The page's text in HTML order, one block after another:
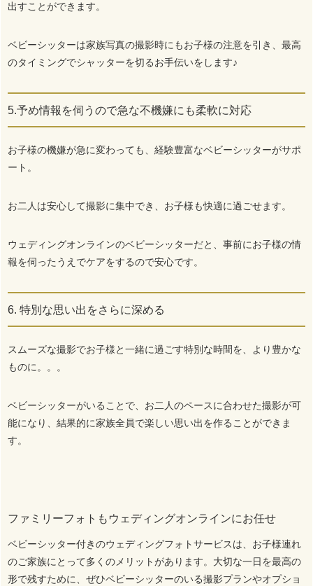
出すことができます。
ベビーシッターは家族写真の撮影時にもお子様の注意を引き、最高
のタイミングでシャッターを切るお手伝いをします♪
5.予め情報を伺うので急な不機嫌にも柔軟に対応
お子様の機嫌が急に変わっても、経験豊富なベビーシッターがサポ
ート。
お二人は安心して撮影に集中でき、お子様も快適に過ごせます。
ウェディングオンラインのベビーシッターだと、事前にお子様の情
報を伺ったうえでケアをするので安心です。
6. 特別な思い出をさらに深める
スムーズな撮影でお子様と一緒に過ごす特別な時間を、より豊かな
ものに。。。
ベビーシッターがいることで、お二人のペースに合わせた撮影が可
能になり、結果的に家族全員で楽しい思い出を作ることができま
す。
ファミリーフォトもウェディングオンラインにお任せ
ベビーシッター付きのウェディングフォトサービスは、お子様連れ
のご家族にとって多くのメリットがあります。大切な一日を最高の
形で残すために、ぜひベビーシッターのいる撮影プランやオプショ